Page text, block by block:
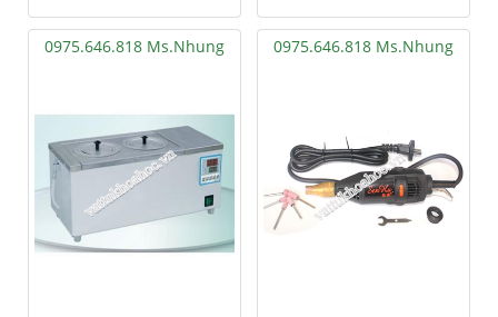
0975.646.818 Ms.Nhung 0975.646.818 Ms.Nhung